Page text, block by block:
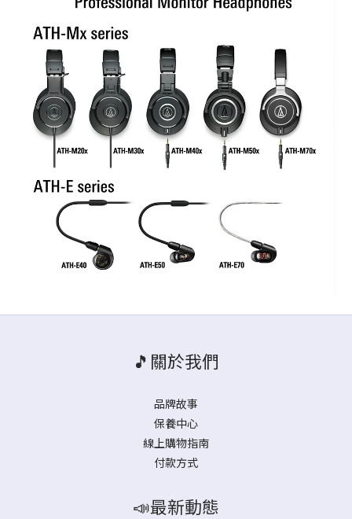
🎵關於我們
品牌故事
保養中心
線上購物指南
付款方式
📣最新動態